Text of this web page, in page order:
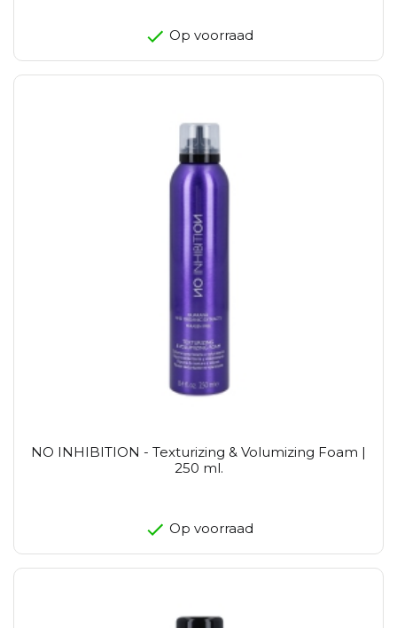
Op voorraad
NO INHIBITION - Texturizing & Volumizing Foam |
250 ml.
Op voorraad